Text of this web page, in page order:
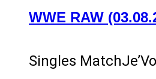
WWE RAW
Singles